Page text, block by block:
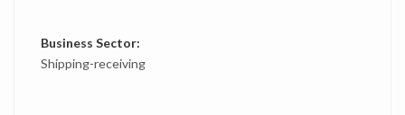
Business Sector:
Shipping-receiving